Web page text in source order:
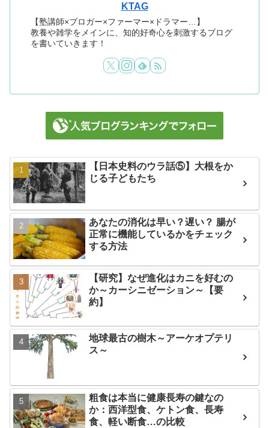
KTAG
【塾講師×ブロガー×ファーマー×ドラマー…】
教養や雑学をメインに、知的好奇心を刺激するブログ
を書いていきます！
【日本史料のウラ話⑤】大根をか
じる子どもたち
あなたの消化は早い？遅い？ 腸が
正常に機能しているかをチェック
する方法
【研究】なぜ進化はカニを好むの
か～カーシニゼーション～【要
約】
地球最古の樹木～アーケオプテリ
ス～
粗食は本当に健康長寿の鍵なの
か：西洋型食、ケトン食、長寿
食、軽い断食…の比較